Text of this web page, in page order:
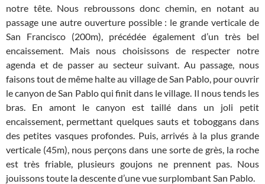
notre tête. Nous rebroussons donc chemin, en notant au
passage une autre ouverture possible : le grande verticale de
San Francisco (200m), précédée également d’un très bel
encaissement. Mais nous choisissons de respecter notre
agenda et de passer au secteur suivant. Au passage, nous
faisons tout de même halte au village de San Pablo, pour ouvrir
le canyon de San Pabloqui finit dans le village. Il nous tends les
bras. En amont le canyon est taillé dans un joli petit
encaissement, permettant quelques sauts et toboggans dans
des petites vasques profondes. Puis, arrivés à la plus grande
verticale (45m), nous perçons dans une sorte de grès, la roche
est très friable, plusieurs goujons ne prennent pas. Nous
jouissons toute la descente d’une vue surplombant San Pablo.